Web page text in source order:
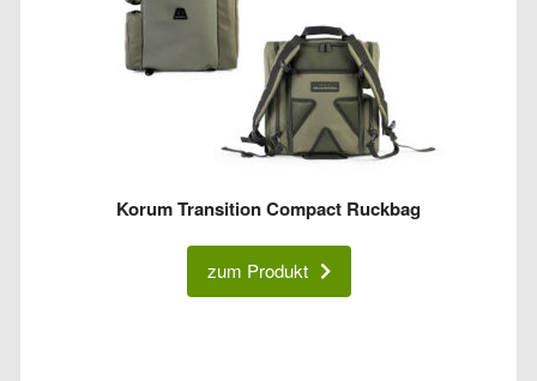
Korum Transition Compact Ruckbag
zum Produkt